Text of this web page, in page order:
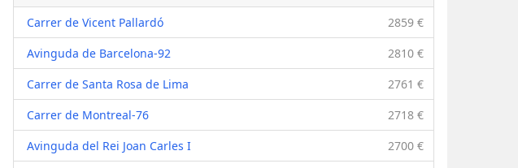
Carrer de Vicent Pallardó
2859 €
Avinguda de Barcelona-92
2810 €
Carrer de Santa Rosa de Lima
2761 €
Carrer de Montreal-76
2718 €
Avinguda del Rei Joan Carles I
2700 €